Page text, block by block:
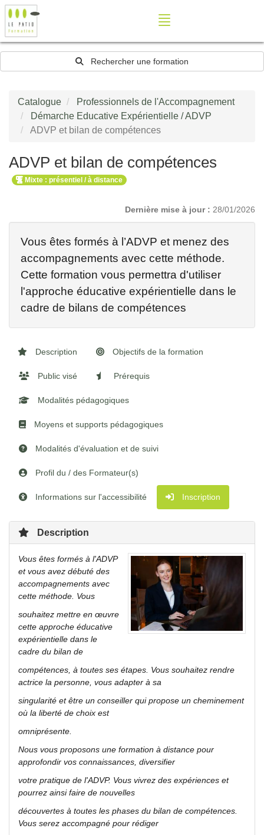
Rechercher une formation
Catalogue
Professionnels de l'Accompagnement
Démarche Educative Expérientielle / ADVP
ADVP et bilan de compétences
ADVP et bilan de compétences
Mixte : présentiel / à distance
Dernière mise à jour : 28/01/2026
Vous êtes formés à l’ADVP et menez des
accompagnements avec cette méthode.
Cette formation vous permettra d'utiliser
l'approche éducative expérientielle dans le
cadre de bilans de compétences
Description Objectifs de la formation
Public visé Prérequis
Modalités pédagogiques
Moyens et supports pédagogiques
Modalités d'évaluation et de suivi
Profil du / des Formateur(s)
Informations sur l'accessibilité Inscription
Description
Vous êtes formés à l'ADVP
et vous avez débuté des
accompagnements avec
cette méthode. Vous
souhaitez mettre en œuvre
cette approche éducative
expérientielle dans le
cadre du bilan de
compétences, à toutes ses étapes. Vous souhaitez rendre
actrice la personne, vous adapter à sa
singularité et être un conseiller qui propose un cheminement
où la liberté de choix est
omniprésente.
Nous vous proposons une formation à distance pour
approfondir vos connaissances, diversifier
votre pratique de l'ADVP. Vous vivrez des expériences et
pourrez ainsi faire de nouvelles
découvertes à toutes les phases du bilan de compétences.
Vous serez accompagné pour rédiger